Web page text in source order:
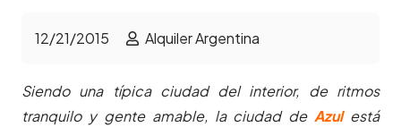
12/21/2015 Alquiler Argentina
Siendo una típica ciudad del interior, de ritmos
tranquilo y gente amable, la ciudad de Azul está